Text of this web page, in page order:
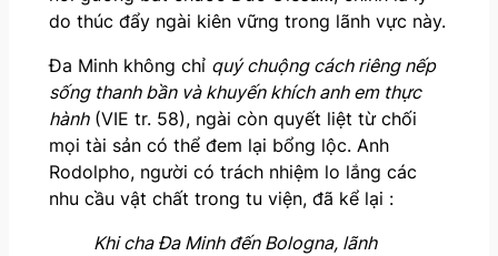
do thúc đẩy ngài kiên vững trong lãnh vực này.
Đa Minh không chỉ quý chuộng cách riêng nếp
sống thanh bần và khuyến khích anh em thực
hành(VIE tr. 58), ngài còn quyết liệt từ chối
mọi tài sản có thể đem lại bổng lộc. Anh
Rodolpho, người có trách nhiệm lo lắng các
nhu cầu vật chất trong tu viện, đã kể lại :
Khi cha Đa Minh đến Bologna, lãnh